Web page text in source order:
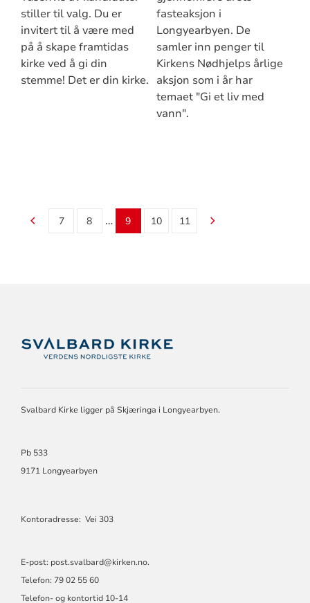
stiller til valg. Du er
invitert til å være med
på å skape framtidas
kirke ved å gi din
stemme! Det er din kirke.
fasteaksjon i
Longyearbyen. De
samler inn penger til
Kirkens Nødhjelps årlige
aksjon som i år har
temaet "Gi et liv med
vann".
7 8 … 9 10 11
FOR
Svalbard Kirke ligger på Skjæringa i Longyearbyen.
Pb 533
9171 Longyearbyen
Kontoradresse: Vei 303
E-post: post.svalbard@kirken.no.
Telefon: 79 02 55 60
Telefon- og kontortid 10-14